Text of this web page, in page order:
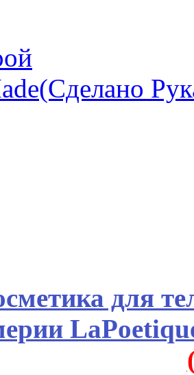
для